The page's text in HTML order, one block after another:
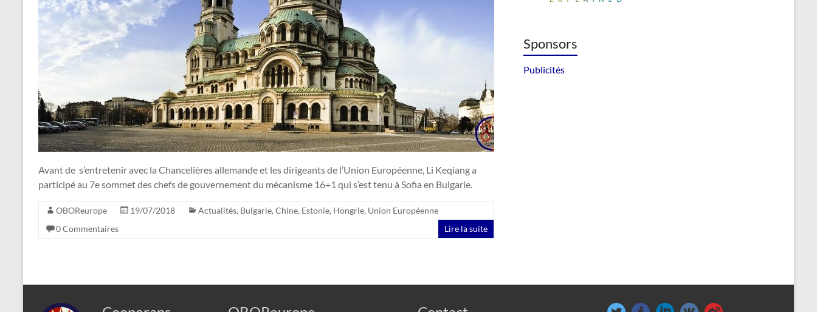
Avant de s’entretenir avec la Chancelières allemande et les dirigeants de l’Union Européenne, Li Keqiang a
participé au 7e sommet des chefs de gouvernement du mécanisme 16+1 qui s’est tenu à Sofia en Bulgarie.
OBOReurope 19/07/2018 Actualités, Bulgarie, Chine, Estonie, Hongrie, Union Européenne
0 Commentaires
Lire la suite
Sponsors
Publicités